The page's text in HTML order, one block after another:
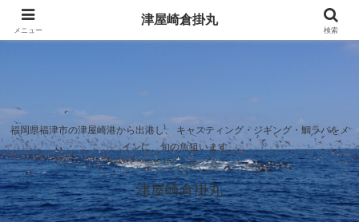
福岡県福津市の津屋崎港から出港し、 キャスティング・ジギング・鯛ラバをメ
インに、旬の魚狙います。
津屋崎倉掛丸
メニュー
津屋崎倉掛丸
検索